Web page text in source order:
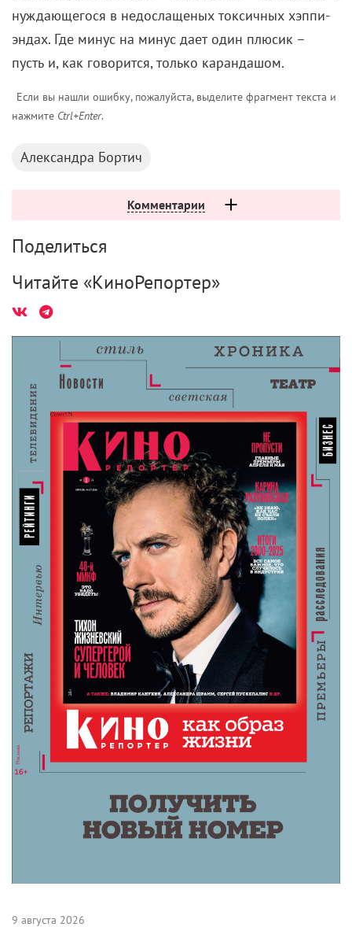
Александра Бортич
Поделиться
Читайте «КиноРепортер»
Американская «Игра в кальмара» отменяется